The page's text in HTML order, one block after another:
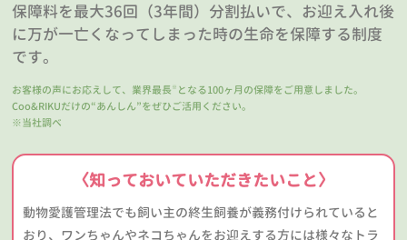
保障料を最大36回（3年間）分割払いで、お迎え入れ後
に万が一亡くなってしまった時の生命を保障する制度
です。
お客様の声にお応えして、業界最長 ※ となる100ヶ月の保障をご用意しました。
Coo&RIKUだけの“あんしん”をぜひご活用ください。
※当社調べ
〈知っておいていただきたいこと〉
動物愛護管理法でも飼い主の終生飼養が義務付けられていると
おり、ワンちゃんやネコちゃんをお迎えする方には様々なトラ